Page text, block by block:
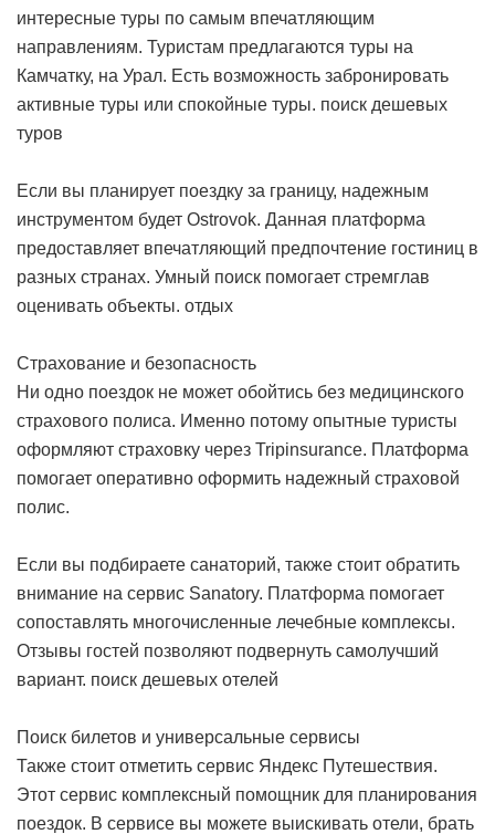
интересные туры по самым впечатляющим
направлениям. Туристам предлагаются туры на
Камчатку, на Урал. Есть возможность забронировать
активные туры или спокойные туры. поиск дешевых
туров
Если вы планирует поездку за границу, надежным
инструментом будет Ostrovok. Данная платформа
предоставляет впечатляющий предпочтение гостиниц в
разных странах. Умный поиск помогает стремглав
оценивать объекты. отдых
Страхование и безопасность
Ни одно поездок не может обойтись без медицинского
страхового полиса. Именно потому опытные туристы
оформляют страховку через Tripinsurance. Платформа
помогает оперативно оформить надежный страховой
полис.
Если вы подбираете санаторий, также стоит обратить
внимание на сервис Sanatory. Платформа помогает
сопоставлять многочисленные лечебные комплексы.
Отзывы гостей позволяют подвернуть самолучший
вариант. поиск дешевых отелей
Поиск билетов и универсальные сервисы
Также стоит отметить сервис Яндекс Путешествия.
Этот сервис комплексный помощник для планирования
поездок. В сервисе вы можете выискивать отели, брать